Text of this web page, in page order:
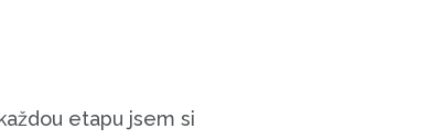
etapu jsem si